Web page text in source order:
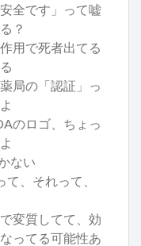
全です」って嘘
？
用で死者出てる
局の「認証」っ
のロゴ、ちょっ
ない
、それって、
変質してて、効
ってる可能性あ